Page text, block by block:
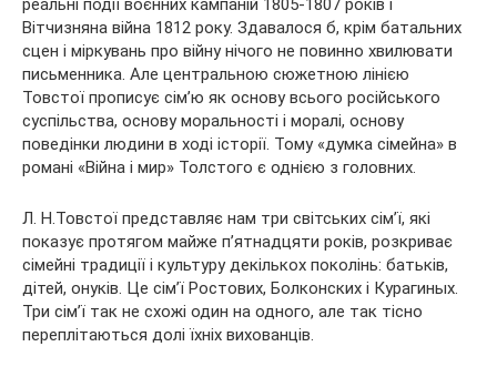
реальні події воєнних кампаній 1805-1807 років і
Вітчизняна війна 1812 року. Здавалося б, крім батальних
сцен і міркувань про війну нічого не повинно хвилювати
письменника. Але центральною сюжетною лінією
Товстої прописує сім’ю як основу всього російського
суспільства, основу моральності і моралі, основу
поведінки людини в ході історії. Тому «думка сімейна» в
романі «Війна і мир» Толстого є однією з головних.
Л. Н.Товстої представляє нам три світських сім’ї, які
показує протягом майже п’ятнадцяти років, розкриває
сімейні традиції і культуру декількох поколінь: батьків,
дітей, онуків. Це сім’ї Ростових, Болконских і Курагиных.
Три сім’ї так не схожі один на одного, але так тісно
переплітаються долі їхніх вихованців.